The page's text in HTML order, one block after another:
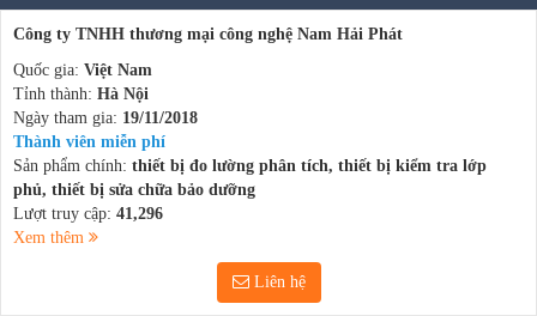
Công ty TNHH thương mại công nghệ Nam Hải Phát
Quốc gia: Việt Nam
Tỉnh thành: Hà Nội
Ngày tham gia: 19/11/2018
Thành viên miễn phí
Sản phẩm chính: thiết bị đo lường phân tích, thiết bị kiểm tra lớp
phủ, thiết bị sửa chữa bảo dưỡng
Lượt truy cập: 41,296
Xem thêm
Liên hệ